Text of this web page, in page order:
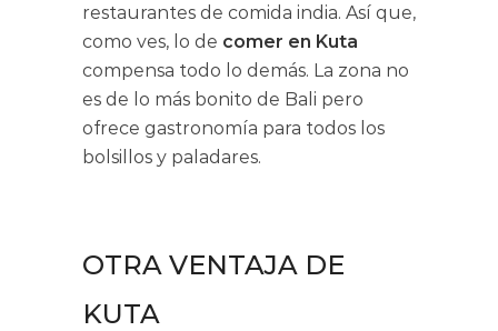
restaurantes de comida india. Así que,
como ves, lo de comer en Kuta
compensa todo lo demás. La zona no
es de lo más bonito de Bali pero
ofrece gastronomía para todos los
bolsillos y paladares.
OTRA VENTAJA DE
KUTA